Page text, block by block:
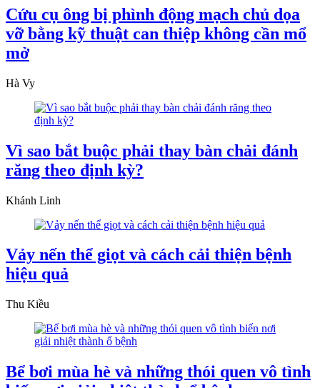
Cứu cụ ông bị phình động mạch chủ dọa
vỡ bằng kỹ thuật can thiệp không cần mổ
mở
Hà Vy
Vì sao bắt buộc phải thay bàn chải đánh
răng theo định kỳ?
Khánh Linh
Vảy nến thể giọt và cách cải thiện bệnh
hiệu quả
Thu Kiều
Bể bơi mùa hè và những thói quen vô tình